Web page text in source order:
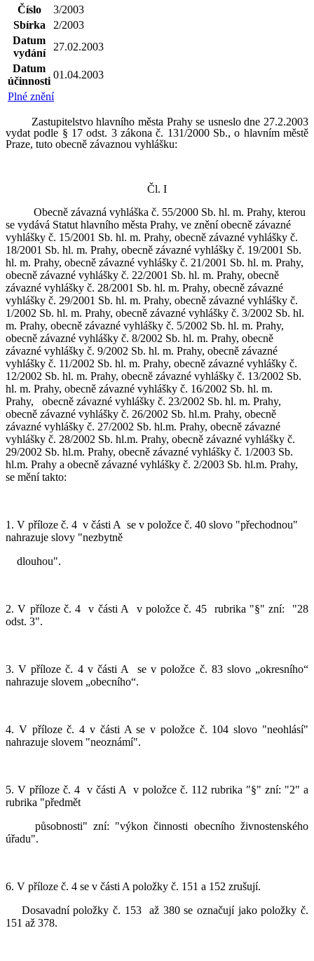
Číslo
3/2003
Sbírka
2/2003
Datum
vydání
27.02.2003
Datum
účinnosti
01.04.2003
Plné znění
Zastupitelstvo hlavního města Prahy se usneslo dne 27.2.2003
vydat podle § 17 odst. 3 zákona č. 131/2000 Sb., o hlavním městě
Praze, tuto obecně závaznou vyhlášku:
Čl. I
Obecně závazná vyhláška č. 55/2000 Sb. hl. m. Prahy, kterou
se vydává Statut hlavního města Prahy, ve znění obecně závazné
vyhlášky č. 15/2001 Sb. hl. m. Prahy, obecně závazné vyhlášky č.
18/2001 Sb. hl. m. Prahy, obecně závazné vyhlášky č. 19/2001 Sb.
hl. m. Prahy, obecně závazné vyhlášky č. 21/2001 Sb. hl. m. Prahy,
obecně závazné vyhlášky č. 22/2001 Sb. hl. m. Prahy, obecně
závazné vyhlášky č. 28/2001 Sb. hl. m. Prahy, obecně závazné
vyhlášky č. 29/2001 Sb. hl. m. Prahy, obecně závazné vyhlášky č.
1/2002 Sb. hl. m. Prahy, obecně závazné vyhlášky č. 3/2002 Sb. hl.
m. Prahy, obecně závazné vyhlášky č. 5/2002 Sb. hl. m. Prahy,
obecně závazné vyhlášky č. 8/2002 Sb. hl. m. Prahy, obecně
závazné vyhlášky č. 9/2002 Sb. hl. m. Prahy, obecně závazné
vyhlášky č. 11/2002 Sb. hl. m. Prahy, obecně závazné vyhlášky č.
12/2002 Sb. hl. m. Prahy, obecně závazné vyhlášky č. 13/2002 Sb.
hl. m. Prahy, obecně závazné vyhlášky č. 16/2002 Sb. hl. m.
Prahy,
obecně závazné vyhlášky č. 23/2002 Sb. hl. m. Prahy,
obecně závazné vyhlášky č. 26/2002 Sb. hl.m. Prahy, obecně
závazné vyhlášky č. 27/2002 Sb. hl.m. Prahy, obecně závazné
vyhlášky č. 28/2002 Sb. hl.m. Prahy, obecně závazné vyhlášky č.
29/2002 Sb. hl.m. Prahy, obecně závazné vyhlášky č. 1/2003 Sb.
hl.m. Prahy a obecně závazné vyhlášky č. 2/2003 Sb. hl.m. Prahy,
se mění takto:
1. V příloze č. 4 v části A se v položce č. 40 slovo "přechodnou"
nahrazuje slovy "nezbytně
dlouhou".
2. V příloze č. 4 v části A v položce č. 45 rubrika "§" zní:
"28
odst. 3".
3. V příloze č. 4 v části A
se v položce č. 83 slovo „okresního“
nahrazuje slovem „obecního“.
4. V příloze č. 4 v části A se v položce č. 104 slovo "neohlásí"
nahrazuje slovem "neoznámí".
5. V příloze č. 4 v části A
v položce č. 112 rubrika "§" zní: "2" a
rubrika "předmět
působnosti" zní: "výkon činnosti obecního živnostenského
úřadu".
6. V příloze č. 4 se v části A položky č. 151 a 152 zrušují.
Dosavadní položky č. 153
až 380 se označují jako položky č.
151 až 378.